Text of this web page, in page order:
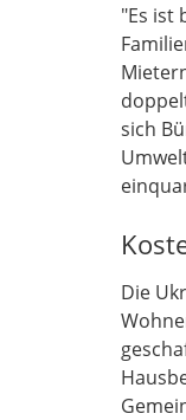
"Es ist
sich
Die